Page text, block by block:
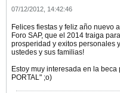
07/12/2012, 14:42:46
Felices fiestas y feliz año nuevo
Foro SAP, que el 2014 traiga
prosperidad y exitos personales
ustedes y sus familias!
Estoy muy interesada en la
PORTAL" ;o)